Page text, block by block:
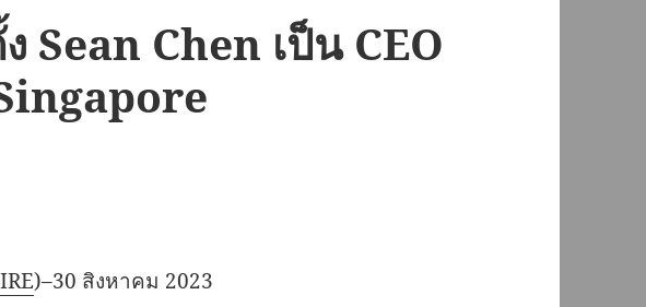
Sean Chen เป็น CEO
)–30 สิงหาคม 2023